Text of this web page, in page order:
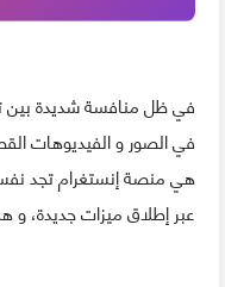
في ظل منافسة شديدة بين
في الصور و الفيديوهات
هي منصة إنستغرام تجد
عبر إطلاق ميزات جديدة، و